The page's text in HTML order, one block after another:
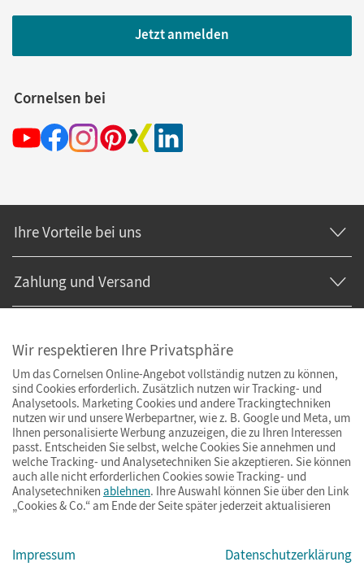
Jetzt anmelden
Cornelsen bei
Ihre Vorteile bei uns
Zahlung und Versand
© Cornelsen Verlag 2026
ImpressumAGBDatenschutzBarrierefreiheitCookies & Co.
Wir respektieren Ihre Privatsphäre
Um das Cornelsen Online-Angebot vollständig nutzen zu können,
sind Cookies erforderlich. Zusätzlich nutzen wir Tracking- und
Analysetools. Marketing Cookies und andere Trackingtechniken
nutzen wir und unsere Werbepartner, wie z. B. Google und Meta, um
Ihnen personalisierte Werbung anzuzeigen, die zu Ihren Interessen
passt. Entscheiden Sie selbst, welche Cookies Sie annehmen und
welche Tracking- und Analysetechniken Sie akzeptieren. Sie können
auch alle nicht erforderlichen Cookies sowie Tracking- und
Analysetechniken ablehnen. Ihre Auswahl können Sie über den Link
„Cookies & Co.“ am Ende der Seite später jederzeit aktualisieren
Impressum Datenschutzerklärung